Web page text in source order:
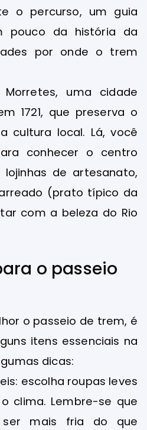
o percurso, um guia
pouco da história da
por onde o trem
uma cidade
1721, que preserva o
cultura local. Lá, você
conhecer o centro
de artesanato,
(prato típico da
com a beleza do Rio
o passeio
o passeio de trem, é
itens essenciais na
dicas:
escolha roupas leves
clima. Lembre-se que
ser mais fria do que